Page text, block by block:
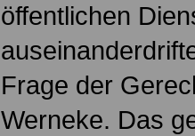
öffentlichen
Frage der
Werneke. Das